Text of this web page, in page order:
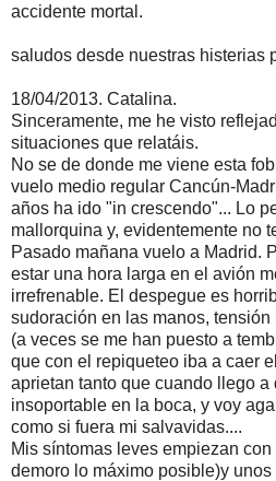
accidente mortal.
saludos desde nuestras histerias
18/04/2013. Catalina.
Sinceramente, me he visto
situaciones que relatáis.
No se de donde me viene esta
vuelo medio regular Cancún-
años ha ido "in crescendo"... Lo
mallorquina y, evidentemente no
Pasado mañana vuelo a Madrid.
estar una hora larga en el avión
irrefrenable. El despegue es
sudoración en las manos,
(a veces se me han puesto a
que con el repiqueteo iba a caer
aprietan tanto que cuando llego
insoportable en la boca, y voy
como si fuera mi salvavidas....
Mis síntomas leves empiezan
demoro lo máximo posible)y